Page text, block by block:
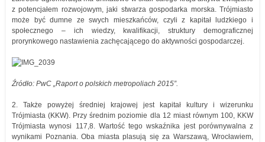
z potencjałem rozwojowym, jaki stwarza gospodarka morska. Trójmiasto
może być dumne ze swych mieszkańców, czyli z kapitał ludzkiego i
społecznego – ich wiedzy, kwalifikacji, struktury demograficznej
prorynkowego nastawienia zachęcającego do aktywności gospodarczej.
Źródło: PwC „Raport o polskich metropoliach 2015”.
2. Także powyżej średniej krajowej jest kapitał kultury i wizerunku
Trójmiasta (KKW). Przy średnim poziomie dla 12 miast równym 100, KKW
Trójmiasta wynosi 117,8. Wartość tego wskaźnika jest porównywalna z
wynikami Poznania. Oba miasta plasują się za Warszawą, Wrocławiem,